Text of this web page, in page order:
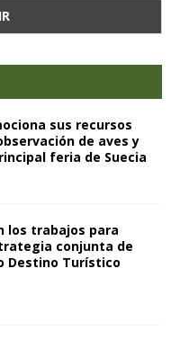
sus recursos
de aves y
feria de Suecia
los trabajos para
conjunta de
Destino Turístico